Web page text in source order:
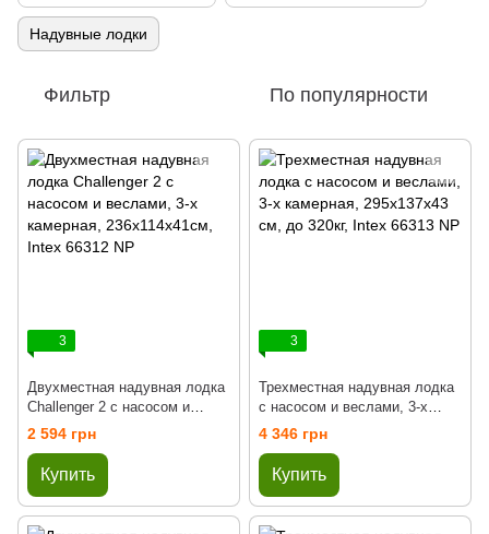
Надувные лодки
Фильтр По популярности
3
Двухместная надувная лодка
Challenger 2 с насосом и
веслами, 3-х камерная,
236х114х41см, Intex 66312 NP
2 594 грн
Купить
3
Трехместная надувная лодка
с насосом и веслами, 3-х
камерная, 295x137x43 см, до
320кг, Intex 66313 NP
4 346 грн
Купить